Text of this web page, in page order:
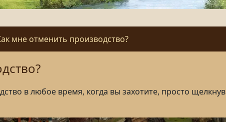
мне отменить производство?
в любое время, когда вы захотите, просто щелкнув